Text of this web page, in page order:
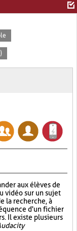
aux élèves de
vidéo sur un sujet
la recherche, à
d'un fichier
Il existe plusieurs